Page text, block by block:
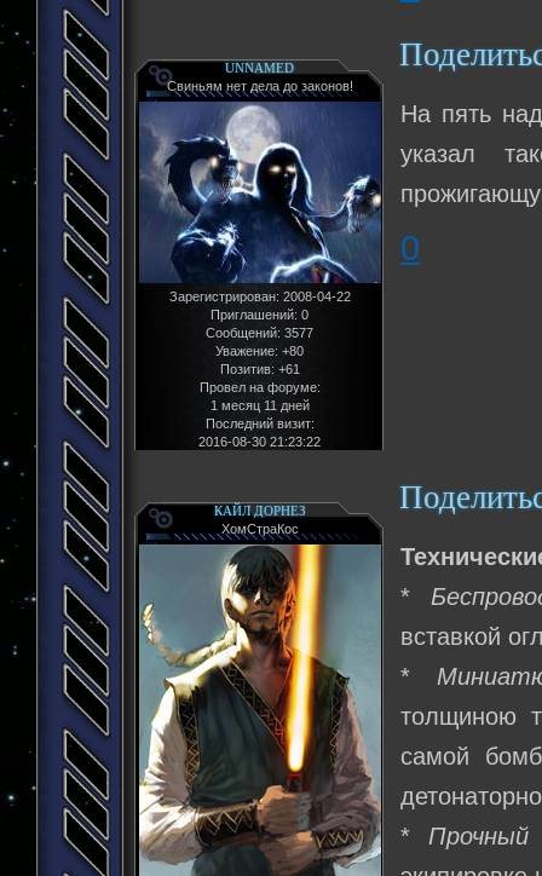
UNNAMED
Свиньям нет дела до законов!
Зарегистрирован: 2008-04-22
Приглашений: 0
Сообщений: 3577
Уважение: +80
Позитив: +61
Провел на форуме:
1 месяц 11 дней
Последний визит:
2016-08-30 21:23:22
На пять
указал
0
КАЙЛ ДОРНЕЗ
ХомСтраКос
*
вставкой
*
толщиною
самой
* Прочный